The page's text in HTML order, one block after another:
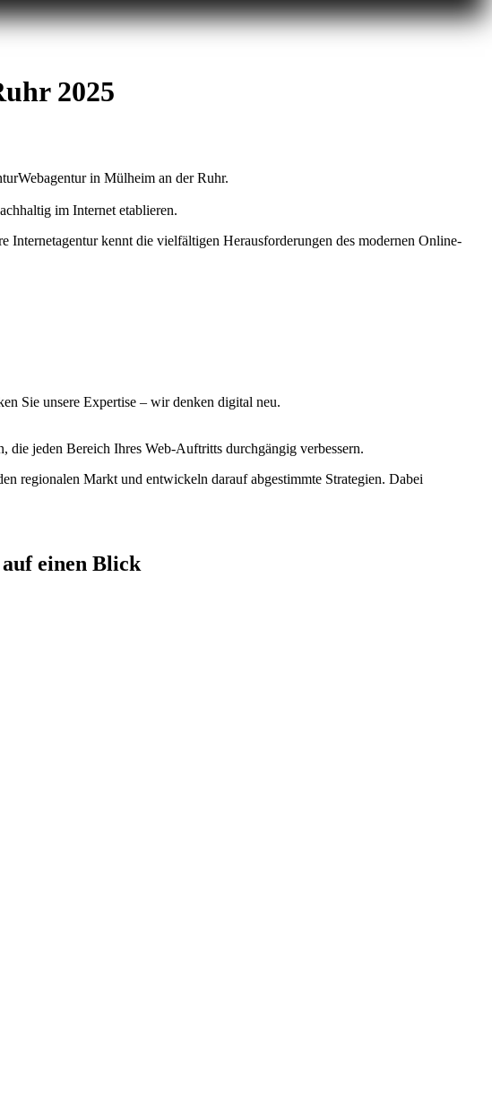
2025
in Mülheim an der Ruhr.
im Internet etablieren.
Internetagentur kennt die vielfältigen Herausforderungen des modernen Online-
Sie unsere Expertise – wir denken digital neu.
jeden Bereich Ihres Web-Auftritts durchgängig verbessern.
regionalen Markt und entwickeln darauf abgestimmte Strategien. Dabei
einen Blick